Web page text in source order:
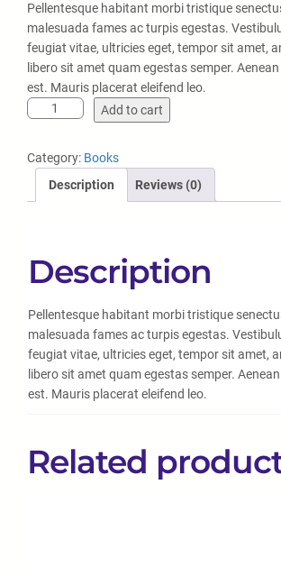
Pellentesque habitant morbi tristique
malesuada fames ac turpis egestas.
feugiat vitae, ultricies eget, tempor sit amet,
libero sit amet quam egestas semper.
est. Mauris placerat eleifend leo.
Add to cart
Category: Books
Description
Reviews (0)
Description
Pellentesque habitant morbi tristique
malesuada fames ac turpis egestas.
feugiat vitae, ultricies eget, tempor sit amet,
libero sit amet quam egestas semper.
est. Mauris placerat eleifend leo.
Related